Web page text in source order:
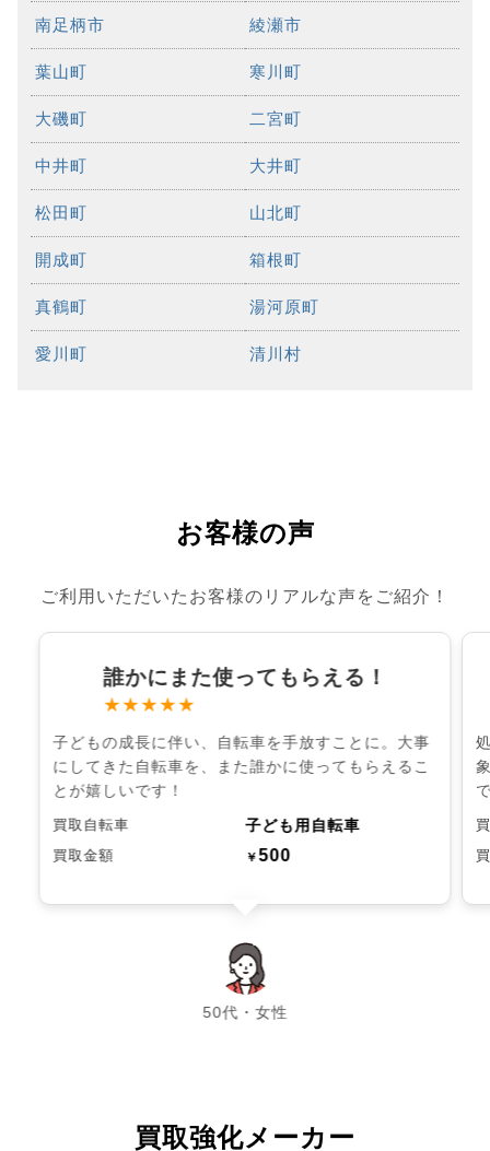
南足柄市 綾瀬市
葉山町 寒川町
大磯町 二宮町
中井町 大井町
松田町 山北町
開成町 箱根町
真鶴町 湯河原町
愛川町 清川村
お客様の声
ご利用いただいたお客様のリアルな声をご紹介！
誰かにまた使ってもらえる！
★★★★★
子どもの成長に伴い、自転車を手放すことに。大事
にしてきた自転車を、また誰かに使ってもらえるこ
とが嬉しいです！
買取自転車 子ども用自転車
買取金額 ￥500
50代・女性
chevron_left chevron_right
買取強化メーカー